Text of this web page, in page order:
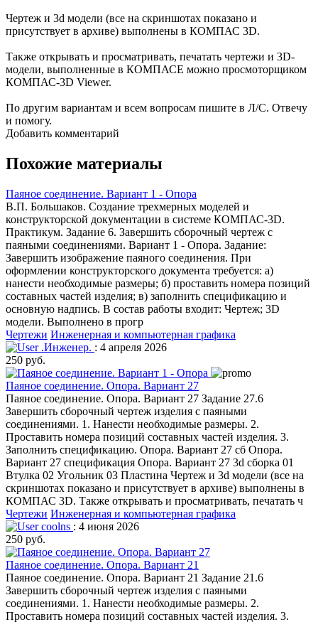
Чертеж и 3d модели (все на скриншотах показано и
присутствует в архиве) выполнены в КОМПАС 3D.
Также открывать и просматривать, печатать чертежи и 3D-
модели, выполненные в КОМПАСЕ можно просмоторщиком
КОМПАС-3D Viewer.
По другим вариантам и всем вопросам пишите в Л/С. Отвечу
и помогу.
Добавить комментарий
Похожие материалы
Паяное соединение. Вариант 1 - Опора
В.П. Большаков. Создание трехмерных моделей и
конструкторской документации в системе КОМПАС-3D.
Практикум. Задание 6. Завершить сборочный чертеж с
паяными соединениями. Вариант 1 - Опора. Задание:
Завершить изображение паяного соединения. При
оформлении конструкторского документа требуется: а)
нанести необходимые размеры; б) проставить номера позиций
составных частей изделия; в) заполнить спецификацию и
основную надпись. В состав работы входит: Чертеж; 3D
модели. Выполнено в прогр
Чертежи Инженерная и компьютерная графика
.Инженер. : 4 апреля 2026
250 руб.
Паяное соединение. Опора. Вариант 27
Паяное соединение. Опора. Вариант 27 Задание 27.6
Завершить сборочный чертеж изделия с паяными
соединениями. 1. Нанести необходимые размеры. 2.
Проставить номера позиций составных частей изделия. 3.
Заполнить спецификацию. Опора. Вариант 27 сб Опора.
Вариант 27 спецификация Опора. Вариант 27 3d сборка 01
Втулка 02 Угольник 03 Пластина Чертеж и 3d модели (все на
скриншотах показано и присутствует в архиве) выполнены в
КОМПАС 3D. Также открывать и просматривать, печатать ч
Чертежи Инженерная и компьютерная графика
coolns : 4 июня 2026
250 руб.
Паяное соединение. Опора. Вариант 21
Паяное соединение. Опора. Вариант 21 Задание 21.6
Завершить сборочный чертеж изделия с паяными
соединениями. 1. Нанести необходимые размеры. 2.
Проставить номера позиций составных частей изделия. 3.